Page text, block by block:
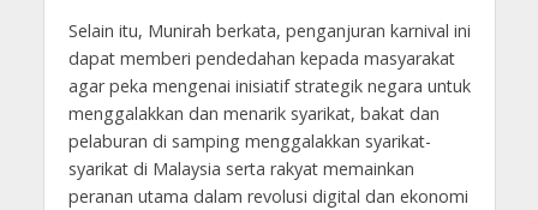
Selain itu, Munirah berkata, penganjuran karnival ini
dapat memberi pendedahan kepada masyarakat
agar peka mengenai inisiatif strategik negara untuk
menggalakkan dan menarik syarikat, bakat dan
pelaburan di samping menggalakkan syarikat-
syarikat di Malaysia serta rakyat memainkan
peranan utama dalam revolusi digital dan ekonomi